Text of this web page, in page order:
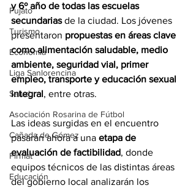
Pujato
Turismo
Economía
Liga Sanlorencina
Salud
Asociación Rosarina de Fútbol
Cañada de Gómez
Firmat
Educación
y 6º año de todas las escuelas
secundarias de la ciudad. Los jóvenes
presentaron propuestas en áreas clave
como alimentación saludable, medio
ambiente, seguridad vial, primer
empleo, transporte y educación sexual
integral, entre otras.
Las ideas surgidas en el encuentro
pasarán ahora a una etapa de
evaluación de factibilidad, donde
equipos técnicos de las distintas áreas
del gobierno local analizarán los